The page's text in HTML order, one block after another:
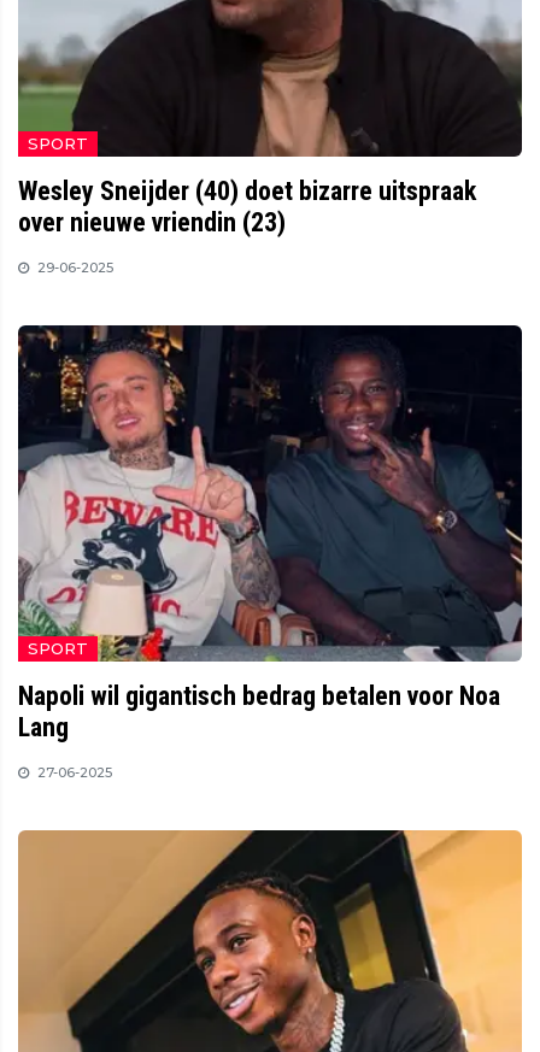
SPORT
Wesley Sneijder (40) doet bizarre uitspraak
over nieuwe vriendin (23)
29-06-2025
SPORT
Napoli wil gigantisch bedrag betalen voor Noa
Lang
27-06-2025